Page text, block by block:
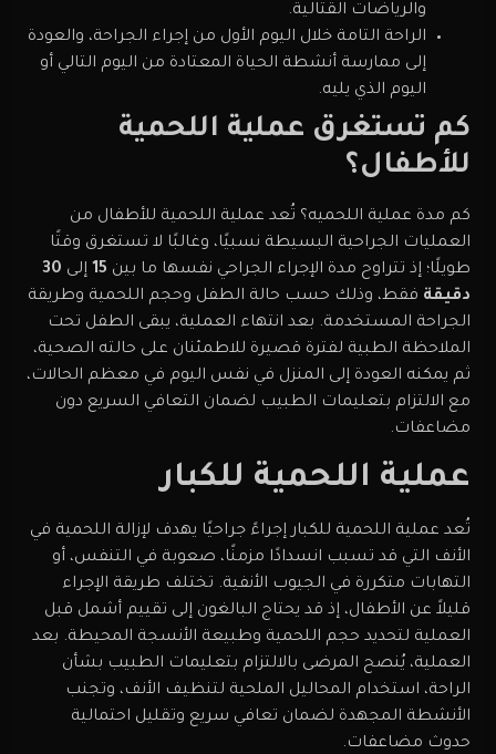
والرياضات القتالية.
الراحة التامة خلال اليوم الأول من إجراء الجراحة، والعودة
إلى ممارسة أنشطة الحياة المعتادة من اليوم التالي أو
اليوم الذي يليه.
كم تستغرق عملية اللحمية
للأطفال؟
كم مدة عملية اللحميه؟ تُعد عملية اللحمية للأطفال من
العمليات الجراحية البسيطة نسبيًا، وغالبًا لا تستغرق وقتًا
طويلًا؛ إذ تتراوح مدة الإجراء الجراحي نفسها ما بين 15 إلى 30
دقيقة فقط، وذلك حسب حالة الطفل وحجم اللحمية وطريقة
الجراحة المستخدمة. بعد انتهاء العملية، يبقى الطفل تحت
الملاحظة الطبية لفترة قصيرة للاطمئنان على حالته الصحية،
ثم يمكنه العودة إلى المنزل في نفس اليوم في معظم الحالات،
مع الالتزام بتعليمات الطبيب لضمان التعافي السريع دون
مضاعفات.
عملية اللحمية للكبار
تُعد عملية اللحمية للكبار إجراءً جراحيًا يهدف لإزالة اللحمية في
الأنف التي قد تسبب انسدادًا مزمنًا، صعوبة في التنفس، أو
التهابات متكررة في الجيوب الأنفية. تختلف طريقة الإجراء
قليلاً عن الأطفال، إذ قد يحتاج البالغون إلى تقييم أشمل قبل
العملية لتحديد حجم اللحمية وطبيعة الأنسجة المحيطة. بعد
العملية، يُنصح المرضى بالالتزام بتعليمات الطبيب بشأن
الراحة، استخدام المحاليل الملحية لتنظيف الأنف، وتجنب
الأنشطة المجهدة لضمان تعافي سريع وتقليل احتمالية
حدوث مضاعفات.